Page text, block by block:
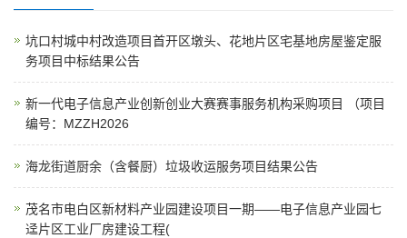
坑口村城中村改造项目首开区墩头、花地片区宅基地房屋鉴定服
务项目中标结果公告
新一代电子信息产业创新创业大赛赛事服务机构采购项目 （项目
编号：MZZH2026
海龙街道厨余（含餐厨）垃圾收运服务项目结果公告
茂名市电白区新材料产业园建设项目一期——电子信息产业园七
迳片区工业厂房建设工程(